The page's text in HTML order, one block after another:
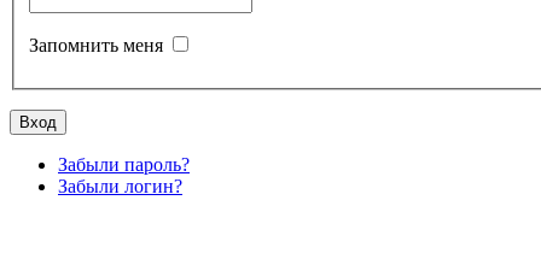
Запомнить меня
Вход
Забыли пароль?
Забыли логин?